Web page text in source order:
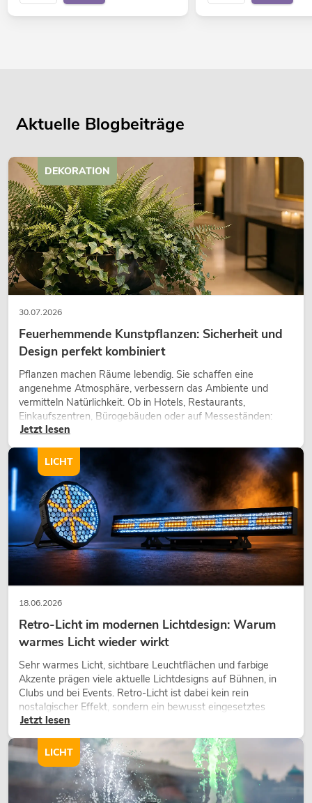
Aktuelle Blogbeiträge
30.07.2026
Feuerhemmende Kunstpflanzen: Sicherheit und
Design perfekt kombiniert
Pflanzen machen Räume lebendig. Sie schaffen eine
angenehme Atmosphäre, verbessern das Ambiente und
vermitteln Natürlichkeit. Ob in Hotels, Restaurants,
Einkaufszentren, Bürogebäuden oder auf Messeständen:
eine hochwertige Begrünung gehört heute längst zum
modernen Raumkonzept.
Jetzt lesen
DEKORATION
18.06.2026
Retro-Licht im modernen Lichtdesign: Warum
warmes Licht wieder wirkt
Sehr warmes Licht, sichtbare Leuchtflächen und farbige
Akzente prägen viele aktuelle Lichtdesigns auf Bühnen, in
Clubs und bei Events. Retro-Licht ist dabei kein rein
nostalgischer Effekt, sondern ein bewusst eingesetztes
Gestaltungsmittel: Es schafft Atmosphäre, gibt Szenen
Charakter und kann technische LED-Setups emotionaler
wirken lassen.
Jetzt lesen
LICHT
LICHT